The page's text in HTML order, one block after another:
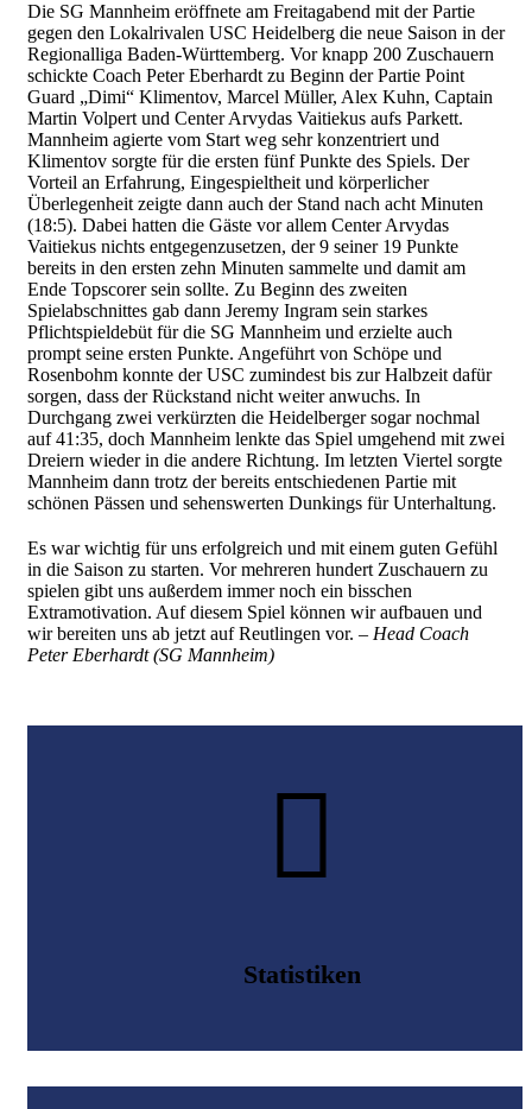
Die SG Mannheim eröffnete am Freitagabend mit der Partie
gegen den Lokalrivalen USC Heidelberg die neue Saison in der
Regionalliga Baden-Württemberg. Vor knapp 200 Zuschauern
schickte Coach Peter Eberhardt zu Beginn der Partie Point
Guard „Dimi“ Klimentov, Marcel Müller, Alex Kuhn, Captain
Martin Volpert und Center Arvydas Vaitiekus aufs Parkett.
Mannheim agierte vom Start weg sehr konzentriert und
Klimentov sorgte für die ersten fünf Punkte des Spiels. Der
Vorteil an Erfahrung, Eingespieltheit und körperlicher
Überlegenheit zeigte dann auch der Stand nach acht Minuten
(18:5). Dabei hatten die Gäste vor allem Center Arvydas
Vaitiekus nichts entgegenzusetzen, der 9 seiner 19 Punkte
bereits in den ersten zehn Minuten sammelte und damit am
Ende Topscorer sein sollte. Zu Beginn des zweiten
Spielabschnittes gab dann Jeremy Ingram sein starkes
Pflichtspieldebüt für die SG Mannheim und erzielte auch
prompt seine ersten Punkte. Angeführt von Schöpe und
Rosenbohm konnte der USC zumindest bis zur Halbzeit dafür
sorgen, dass der Rückstand nicht weiter anwuchs. In
Durchgang zwei verkürzten die Heidelberger sogar nochmal
auf 41:35, doch Mannheim lenkte das Spiel umgehend mit zwei
Dreiern wieder in die andere Richtung. Im letzten Viertel sorgte
Mannheim dann trotz der bereits entschiedenen Partie mit
schönen Pässen und sehenswerten Dunkings für Unterhaltung.
Es war wichtig für uns erfolgreich und mit einem guten Gefühl
in die Saison zu starten. Vor mehreren hundert Zuschauern zu
spielen gibt uns außerdem immer noch ein bisschen
Extramotivation. Auf diesem Spiel können wir aufbauen und
wir bereiten uns ab jetzt auf Reutlingen vor. – Head Coach
Peter Eberhardt (SG Mannheim)
Statistiken